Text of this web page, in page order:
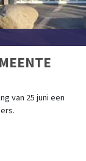
van 25 juni een